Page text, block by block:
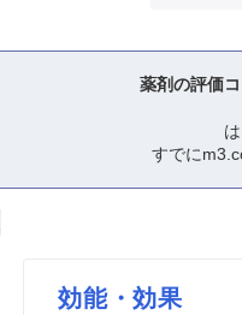
薬剤の評価
すでに
効能・効果